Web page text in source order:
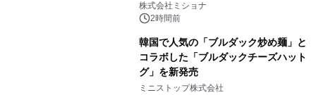
株式会社ミショナ
2時間前
韓国で人気の「ブルダック炒め麺」と
コラボした「ブルダックチーズハット
グ」を新発売
ミニストップ株式会社